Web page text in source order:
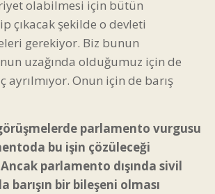
olabilmesi için bütün
çıkacak şekilde o devleti
gerekiyor. Biz bunun
uzağında olduğumuz için de
ayrılmıyor. Onun için de barış
parlamento vurgusu
bu işin çözüleceği
parlamento dışında sivil
barışın bir bileşeni olması